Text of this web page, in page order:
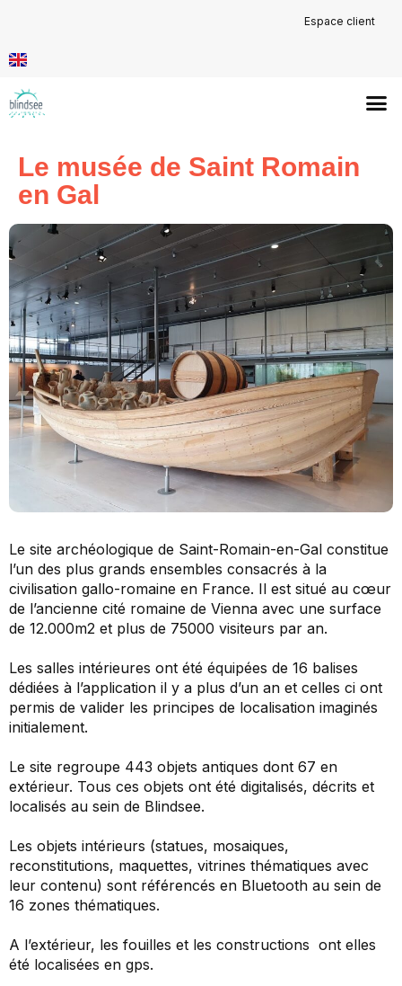
Espace client
Le musée de Saint Romain
en Gal
Le site archéologique de Saint-Romain-en-Gal constitue
l’un des plus grands ensembles consacrés à la
civilisation gallo-romaine en France. Il est situé au cœur
de l’ancienne cité romaine de Vienna avec une surface
de 12.000m2 et plus de 75000 visiteurs par an.
Les salles intérieures ont été équipées de 16 balises
dédiées à l’application il y a plus d’un an et celles ci ont
permis de valider les principes de localisation imaginés
initialement.
Le site regroupe 443 objets antiques dont 67 en
extérieur. Tous ces objets ont été digitalisés, décrits et
localisés au sein de Blindsee.
Les objets intérieurs (statues, mosaiques,
reconstitutions, maquettes, vitrines thématiques avec
leur contenu) sont référencés en Bluetooth au sein de
16 zones thématiques.
A l’extérieur, les fouilles et les constructions ont elles
été localisées en gps.